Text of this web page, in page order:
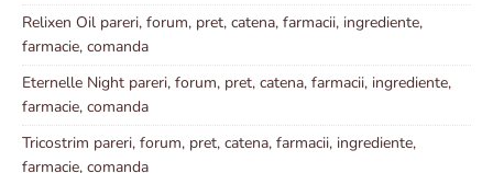
Relixen Oil pareri, forum, pret, catena, farmacii, ingrediente,
farmacie, comanda
Eternelle Night pareri, forum, pret, catena, farmacii, ingrediente,
farmacie, comanda
Tricostrim pareri, forum, pret, catena, farmacii, ingrediente,
farmacie, comanda